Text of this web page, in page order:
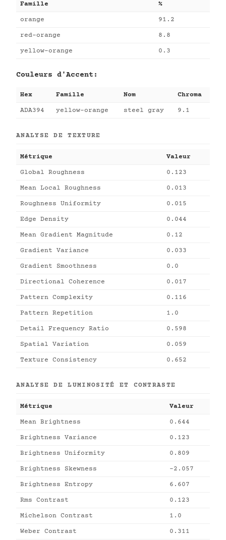
Famille %
orange 91.2
red-orange 8.8
yellow-orange 0.3
Couleurs d'Accent:
Hex Famille Nom Chroma
ADA394 yellow-orange steel gray 9.1
ANALYSE DE TEXTURE
Métrique Valeur
Global Roughness 0.123
Mean Local Roughness 0.013
Roughness Uniformity 0.015
Edge Density 0.044
Mean Gradient Magnitude 0.12
Gradient Variance 0.033
Gradient Smoothness 0.0
Directional Coherence 0.017
Pattern Complexity 0.116
Pattern Repetition 1.0
Detail Frequency Ratio 0.598
Spatial Variation 0.059
Texture Consistency 0.652
ANALYSE DE LUMINOSITÉ ET CONTRASTE
Métrique Valeur
Mean Brightness 0.644
Brightness Variance 0.123
Brightness Uniformity 0.809
Brightness Skewness -2.057
Brightness Entropy 6.607
Rms Contrast 0.123
Michelson Contrast 1.0
Weber Contrast 0.311